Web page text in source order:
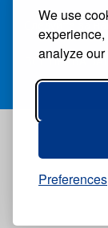
We use
analyze our
Preferences
Следуйте за
ВСЕ ПРАВА